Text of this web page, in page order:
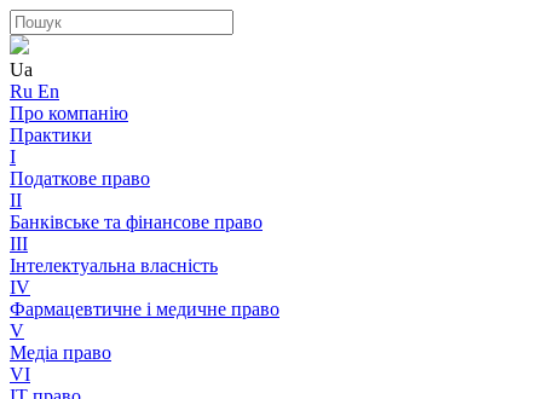
Ua
Ru En
Про компанію
Практики
I
Податкове право
II
Банківське та фінансове право
III
Інтелектуальна власність
IV
Фармацевтичне і медичне право
V
Медіа право
VI